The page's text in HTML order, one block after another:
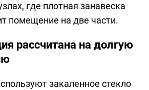
где плотная занавеска
помещение на две части.
рассчитана на долгую
закаленное стекло